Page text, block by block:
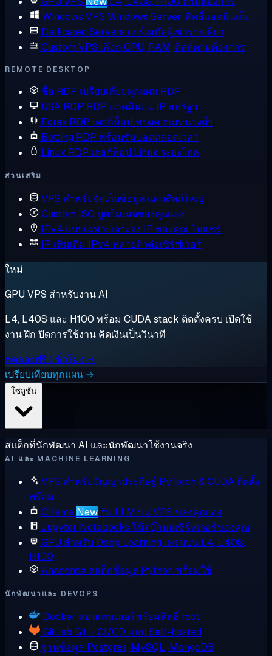
Windows VPS Windows Server, สิทธิ์แอดมินเต็ม
Dedicated Servers แบร์เมทัลผู้เช่ารายเดียว
Custom VPS เลือก CPU, RAM, ดิสก์ตามต้องการ
REMOTE DESKTOP
ซื้อ RDP เปรียบเทียบทุกแผน RDP
USA RDP RDP แอดมินบน IP สหรัฐฯ
Forex RDP เดสก์ท็อปเทรดความหน่วงต่ำ
Botting RDP พร้อมรันบอตตลอดเวลา
Linux RDP เดสก์ท็อป Linux ระยะไกล
ส่วนเสริม
VPS สำหรับจัดเก็บข้อมูล แผนดิสก์ใหญ่
Custom ISO บูตอิมเมจของคุณเอง
IPv4 แบบเฉพาะเจาะจง IP ของคุณ ไม่แชร์
IP เพิ่มเติม IPv4 หลายตัวต่อเซิร์ฟเวอร์
ใหม่
GPU VPS สำหรับงาน AI
L4, L40S และ H100 พร้อม CUDA stack ติดตั้งครบ เปิดใช้
งาน ฝึก ปิดการใช้งาน คิดเงินเป็นวินาที
ทดลองฟรี 1 ชั่วโมง →
เปรียบเทียบทุกแผน →
สแต็กที่นักพัฒนา AI และนักพัฒนาใช้งานจริง
AI และ MACHINE LEARNING
VPS สำหรับปัญญาประดิษฐ์ PyTorch & CUDA ติดตั้ง
พร้อม
Ollama New รัน LLM บน VPS ของคุณเอง
Jupyter Notebooks โน้ตบุ๊กบนเซิร์ฟเวอร์ของคุณ
GPU สำหรับ Deep Learning เทรนบน L4, L40S,
H100
Anaconda สแต็กข้อมูล Python พร้อมใช้
นักพัฒนาและ DEVOPS
Docker คอนเทนเนอร์พร้อมสิทธิ์ root
GitLab Git + CI/CD แบบ Self-hosted
ฐานข้อมูล Postgres, MySQL, MongoDB